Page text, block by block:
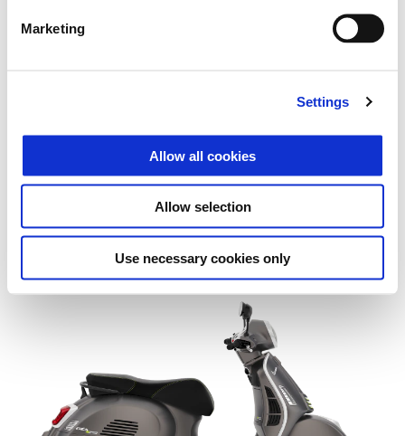
Marketing
Settings
Allow all cookies
Allow selection
Use necessary cookies only
Vespa Gts 310 SuperSport
Kč 205.900